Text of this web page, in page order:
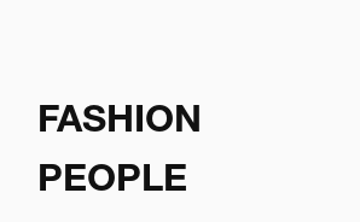
FASHION
PEOPLE